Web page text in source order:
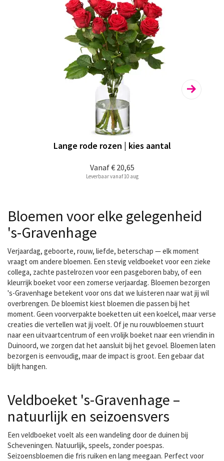
Vanaf€ 20,65
Lange rode rozen | kies aantal
Leverbaar vanaf 10 aug
Bloemen voor elke gelegenheid
's-Gravenhage
Verjaardag, geboorte, rouw, liefde, beterschap — elk moment
vraagt om andere bloemen. Een stevig veldboeket voor een zieke
collega, zachte pastelrozen voor een pasgeboren baby, of een
kleurrijk boeket voor een zomerse verjaardag. Bloemen bezorgen
's-Gravenhage betekent voor ons dat we luisteren naar wat jij wil
overbrengen. De bloemist kiest bloemen die passen bij het
moment. Geen voorverpakte boeketten uit een koelcel, maar verse
creaties die vertellen wat jij voelt. Of je nu rouwbloemen stuurt
naar een uitvaartcentrum of een vrolijk boeket naar een vriendin in
Duinoord, we zorgen dat het aansluit bij het gevoel. Bloemen laten
bezorgen is eenvoudig, maar de impact is groot. Een gebaar dat
blijft hangen.
Veldboeket 's-Gravenhage –
natuurlijk en seizoensvers
Een veldboeket voelt als een wandeling door de duinen bij
Scheveningen. Natuurlijk, speels, zonder poespas.
Seizoensbloemen die fris ruiken en lang meegaan. Perfect voor